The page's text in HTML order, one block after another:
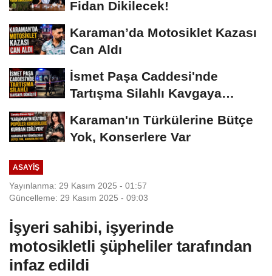
Fidan Dikilecek!
Karaman’da Motosiklet Kazası
Can Aldı
İsmet Paşa Caddesi'nde
Tartışma Silahlı Kavgaya
Karaman'ın Türkülerine Bütçe
Yok, Konserlere Var
ASAYIŞ
Yayınlanma: 29 Kasım 2025 - 01:57
Güncelleme: 29 Kasım 2025 - 09:03
İşyeri sahibi, işyerinde
motosikletli şüpheliler tarafından
infaz edildi